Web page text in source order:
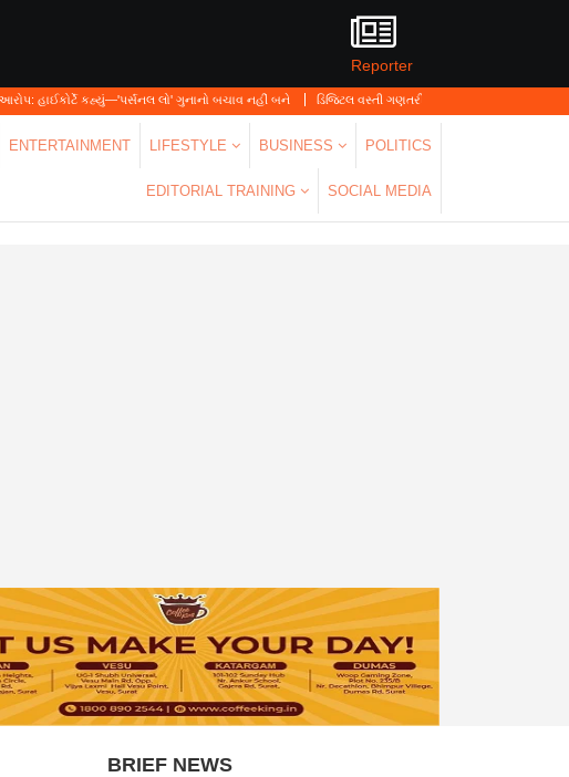
Reporter
લો' ગુનાનો બચાવ નહીં બને ડિજિટલ વસ્તી ગણતરી 2026-27નો પ્રારંભ, ઘર બેઠા આજે જ
ENTERTAINMENT LIFESTYLE BUSINESS POLITICS
EDITORIAL TRAINING SOCIAL MEDIA
BRIEF NEWS